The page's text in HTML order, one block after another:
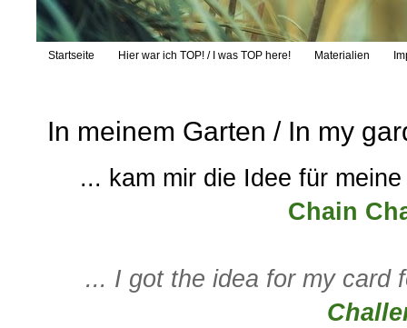
Startseite Hier war ich TOP! / I was TOP here! Materialien
In meinem Garten / In my
... kam mir die Idee für
Chain
... I got the idea for my card